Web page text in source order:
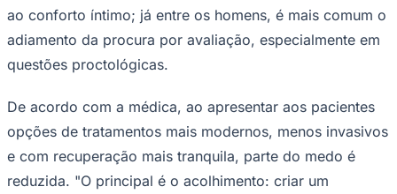
ao conforto íntimo; já entre os homens, é mais comum o
adiamento da procura por avaliação, especialmente em
questões proctológicas.
De acordo com a médica, ao apresentar aos pacientes
opções de tratamentos mais modernos, menos invasivos
e com recuperação mais tranquila, parte do medo é
reduzida. "O principal é o acolhimento: criar um